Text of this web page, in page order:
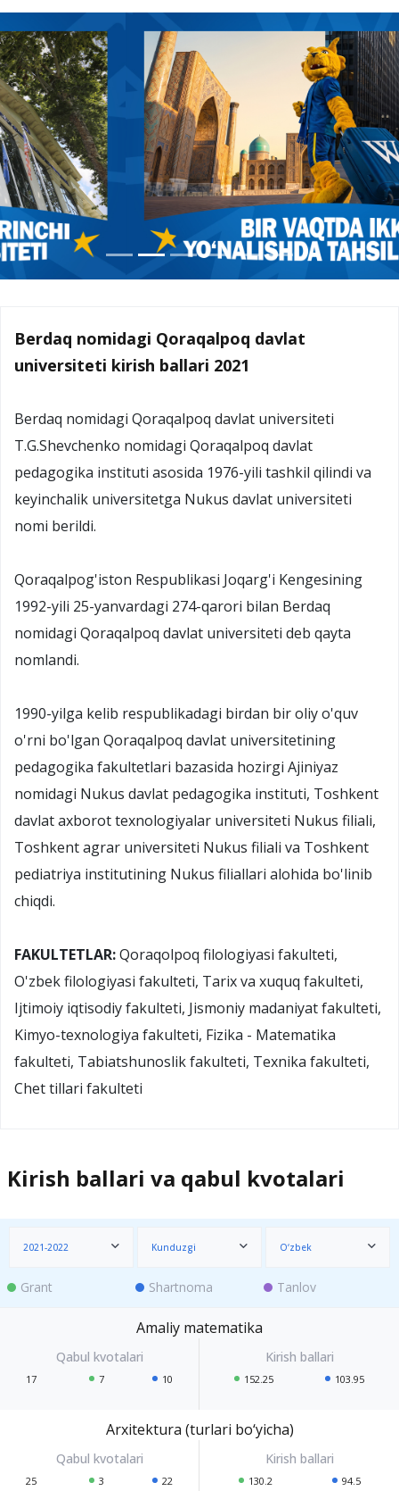
Berdaq nomidagi Qoraqalpoq davlat
universiteti kirish ballari 2021
Berdaq nomidagi Qoraqalpoq davlat universiteti
T.G.Shevchenko nomidagi Qoraqalpoq davlat
pedagogika instituti asosida 1976-yili tashkil qilindi va
keyinchalik universitetga Nukus davlat universiteti
nomi berildi.
Qoraqalpog'iston Respublikasi Joqarg'i Kengesining
1992-yili 25-yanvardagi 274-qarori bilan Berdaq
nomidagi Qoraqalpoq davlat universiteti deb qayta
nomlandi.
1990-yilga kelib respublikadagi birdan bir oliy o'quv
o'rni bo'lgan Qoraqalpoq davlat universitetining
pedagogika fakultetlari bazasida hozirgi Ajiniyaz
nomidagi Nukus davlat pedagogika instituti, Toshkent
davlat axborot texnologiyalar universiteti Nukus filiali,
Toshkent agrar universiteti Nukus filiali va Toshkent
pediatriya institutining Nukus filiallari alohida bo'linib
chiqdi.
FAKULTETLAR:Qoraqolpoq filologiyasi fakulteti,
O'zbek filologiyasi fakulteti, Tarix va xuquq fakulteti,
Ijtimoiy iqtisodiy fakulteti, Jismoniy madaniyat fakulteti,
Kimyo-texnologiya fakulteti, Fizika - Matematika
fakulteti, Tabiatshunoslik fakulteti, Texnika fakulteti,
Chet tillari fakulteti
Kirish ballari va qabul kvotalari
2021-2022 Kunduzgi O‘zbek
Grant Shartnoma Tanlov
Amaliy matematika
17 7 10 152.25 103.95
Arxitektura (turlari bo‘yicha)
25 3 22 130.2 94.5